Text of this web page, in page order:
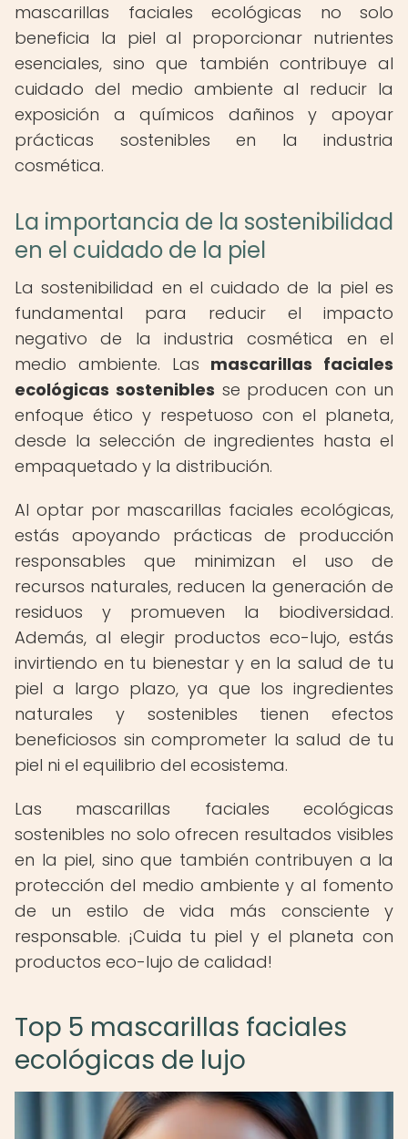
mascarillas faciales ecológicas no solo
beneficia la piel al proporcionar nutrientes
esenciales, sino que también contribuye al
cuidado del medio ambiente al reducir la
exposición a químicos dañinos y apoyar
prácticas sostenibles en la industria
cosmética.
La importancia de la sostenibilidad
en el cuidado de la piel
La sostenibilidad en el cuidado de la piel es
fundamental para reducir el impacto
negativo de la industria cosmética en el
medio ambiente. Las mascarillas faciales
ecológicas sostenibles se producen con un
enfoque ético y respetuoso con el planeta,
desde la selección de ingredientes hasta el
empaquetado y la distribución.
Al optar por mascarillas faciales ecológicas,
estás apoyando prácticas de producción
responsables que minimizan el uso de
recursos naturales, reducen la generación de
residuos y promueven la biodiversidad.
Además, al elegir productos eco-lujo, estás
invirtiendo en tu bienestar y en la salud de tu
piel a largo plazo, ya que los ingredientes
naturales y sostenibles tienen efectos
beneficiosos sin comprometer la salud de tu
piel ni el equilibrio del ecosistema.
Las mascarillas faciales ecológicas
sostenibles no solo ofrecen resultados visibles
en la piel, sino que también contribuyen a la
protección del medio ambiente y al fomento
de un estilo de vida más consciente y
responsable. ¡Cuida tu piel y el planeta con
productos eco-lujo de calidad!
Top 5 mascarillas faciales
ecológicas de lujo